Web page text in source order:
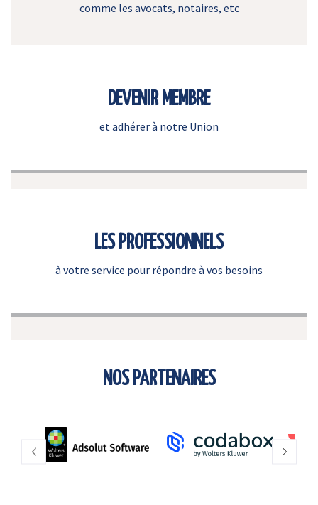
comme les avocats, notaires, etc
DEVENIR MEMBRE
et adhérer à notre Union
LES PROFESSIONNELS
à votre service pour répondre à vos besoins
NOS PARTENAIRES